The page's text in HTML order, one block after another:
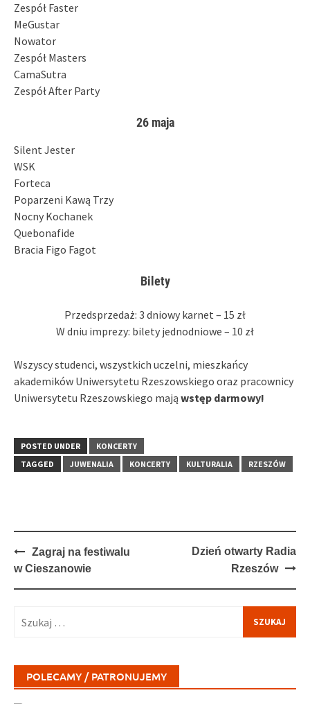
Zespół Faster
MeGustar
Nowator
Zespół Masters
CamaSutra
Zespół After Party
26 maja
Silent Jester
WSK
Forteca
Poparzeni Kawą Trzy
Nocny Kochanek
Quebonafide
Bracia Figo Fagot
Bilety
Przedsprzedaż: 3 dniowy karnet – 15 zł
W dniu imprezy: bilety jednodniowe – 10 zł
Wszyscy studenci, wszystkich uczelni, mieszkańcy
akademików Uniwersytetu Rzeszowskiego oraz pracownicy
Uniwersytetu Rzeszowskiego mają wstęp darmowy!
POSTED UNDER
KONCERTY
TAGGED
JUWENALIA KONCERTY KULTURALIA RZESZÓW
Post
navigation
Zagraj na festiwalu
w Cieszanowie
Dzień otwarty Radia
Rzeszów
POLECAMY / PATRONUJEMY